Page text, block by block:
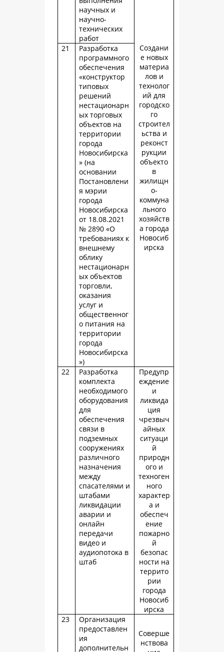
научных и
научно-
технических
работ
Создани
е новых
материа
лов и
технолог
ий для
городско
го
строител
ьства и
реконст
рукции
объекто
в
жилищн
о-
коммуна
льного
хозяйств
а города
Новосиб
ирска
21
Разработка
программного
обеспечения
«конструктор
типовых
решений
нестационарн
ых торговых
объектов на
территории
города
Новосибирска
» (на
основании
Постановлени
я мэрии
города
Новосибирска
от 18.08.2021
№ 2890 «О
требованиях к
внешнему
облику
нестационарн
ых объектов
торговли,
оказания
услуг и
общественног
о питания на
территории
города
Новосибирска
»)
22
Разработка
комплекта
необходимого
оборудования
для
обеспечения
связи в
подземных
сооружениях
различного
назначения
между
спасателями и
штабами
ликвидации
аварии и
онлайн
передачи
видео и
аудиопотока в
штаб
Предупр
еждение
и
ликвида
ция
чрезвыч
айных
ситуаци
й
природн
ого и
техноген
ного
характер
а и
обеспеч
ение
пожарно
й
безопас
ности на
террито
рии
города
Новосиб
ирска
23
Организация
предоставлен
ия
дополнительн
Соверше
нствова